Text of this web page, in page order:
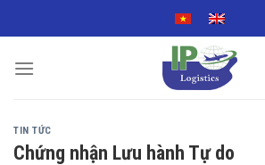
to
TIN TỨC
Chứng nhận Lưu hành Tự do